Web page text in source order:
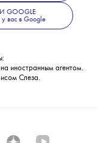
GOOGLE
у вас в Google
иностранным агентом.
Слеза.